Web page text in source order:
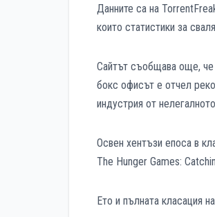
Данните са на
които статистики за
Сайтът съобщава още, че
бокс офисът е отчел
индустрия от
Освен хентъзи епоса в
The Hunger Games:
Ето и пълната класация